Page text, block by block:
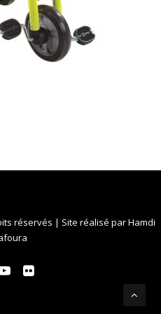
réservés | Site réalisé parHamdi